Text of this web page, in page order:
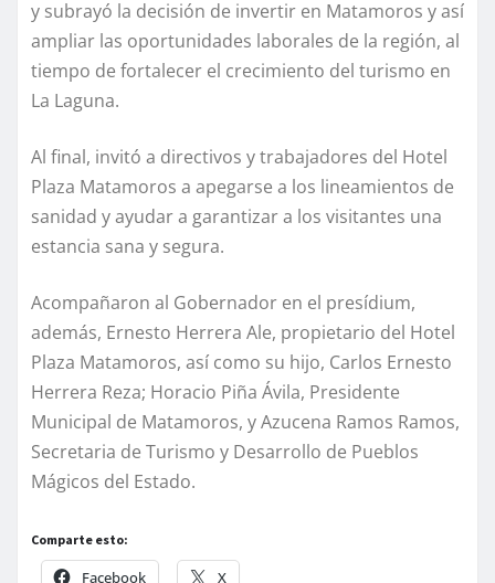
y subrayó la decisión de invertir en Matamoros y así
ampliar las oportunidades laborales de la región, al
tiempo de fortalecer el crecimiento del turismo en
La Laguna.
Al final, invitó a directivos y trabajadores del Hotel
Plaza Matamoros a apegarse a los lineamientos de
sanidad y ayudar a garantizar a los visitantes una
estancia sana y segura.
Acompañaron al Gobernador en el presídium,
además, Ernesto Herrera Ale, propietario del Hotel
Plaza Matamoros, así como su hijo, Carlos Ernesto
Herrera Reza; Horacio Piña Ávila, Presidente
Municipal de Matamoros, y Azucena Ramos Ramos,
Secretaria de Turismo y Desarrollo de Pueblos
Mágicos del Estado.
Comparte esto:
Facebook X